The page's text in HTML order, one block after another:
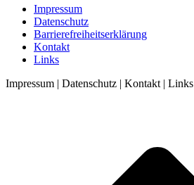
Impressum
Datenschutz
Barrierefreiheitserklärung
Kontakt
Links
Impressum | Datenschutz | Kontakt | Links